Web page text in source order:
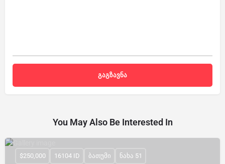
You May Also Be Interested In
$250,000 16104 ID ბათუმი ნახა 51